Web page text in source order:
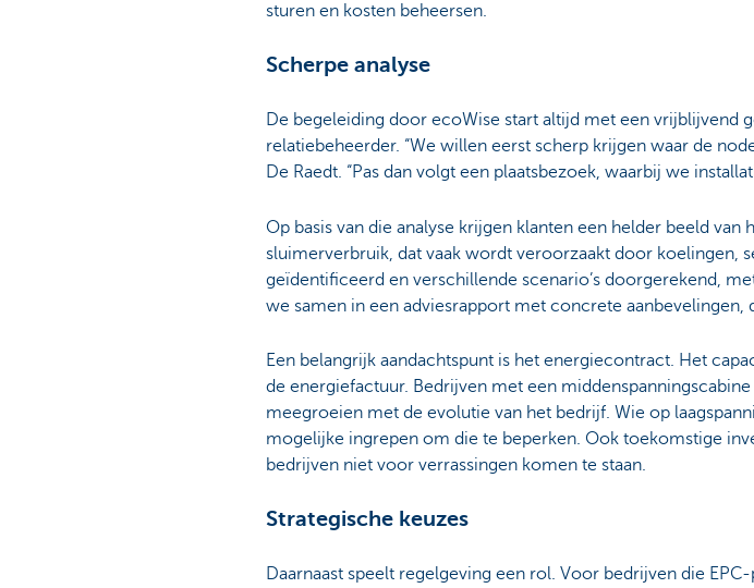
sturen en kosten beheersen.
Scherpe analyse
De begeleiding door ecoWise start altijd met een vrijblijvend
relatiebeheerder. “We willen eerst scherp krijgen waar de
De Raedt. “Pas dan volgt een plaatsbezoek, waarbij we
Op basis van die analyse krijgen klanten een helder beeld
sluimerverbruik, dat vaak wordt veroorzaakt door koelingen,
geïdentificeerd en verschillende scenario’s doorgerekend,
we samen in een adviesrapport met concrete aanbevelingen,
Een belangrijk aandachtspunt is het energiecontract. Het
de energiefactuur. Bedrijven met een
meegroeien met de evolutie van het bedrijf. Wie op
mogelijke ingrepen om die te beperken. Ook toekomstige
bedrijven niet voor verrassingen komen te staan.
Strategische keuzes
Daarnaast speelt regelgeving een rol. Voor bedrijven die